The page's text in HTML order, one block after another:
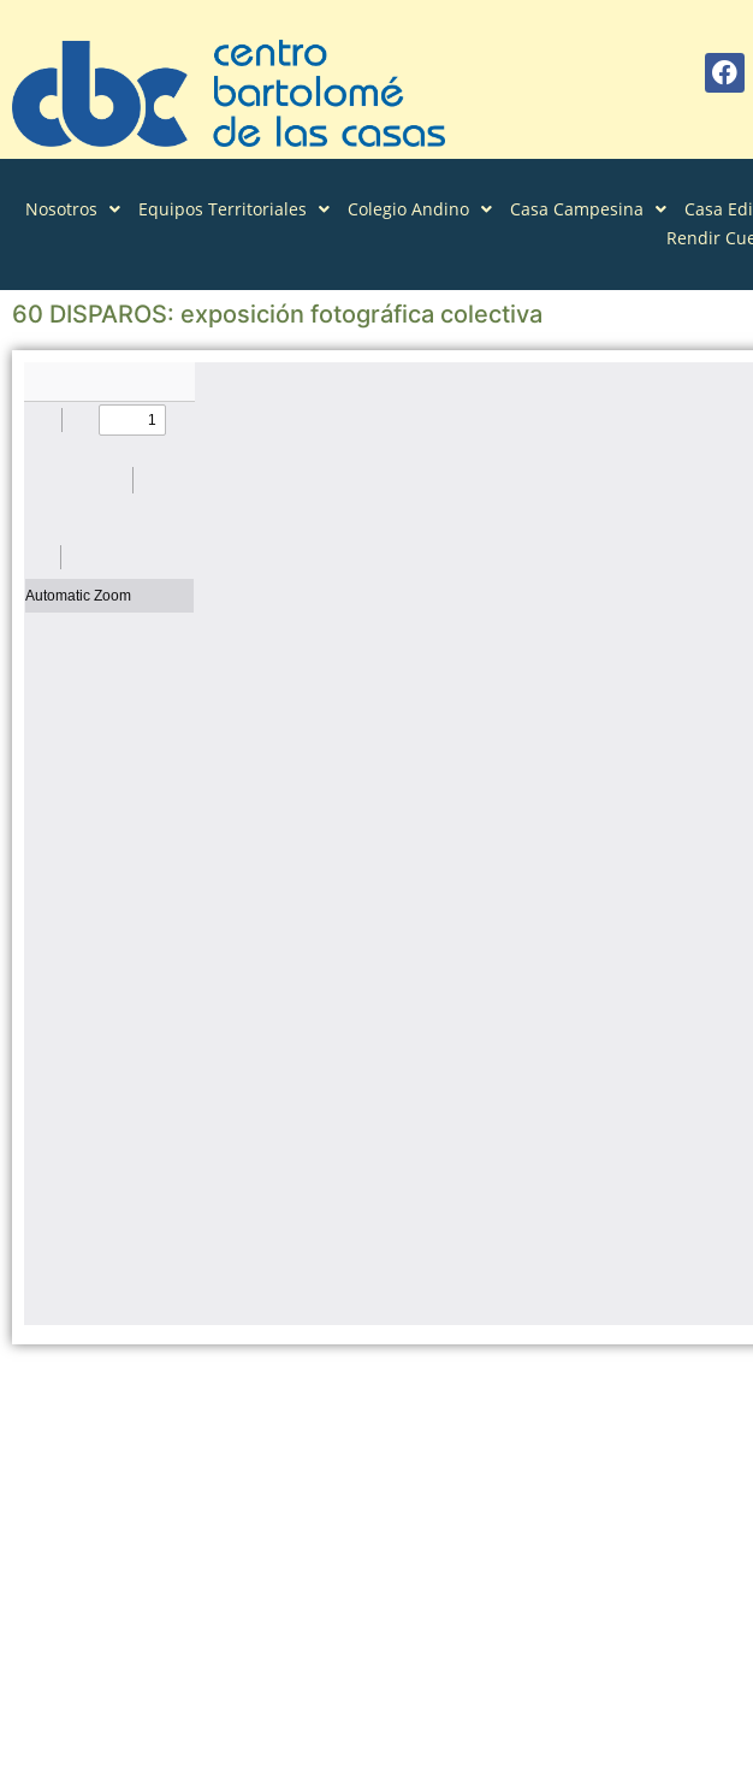
Nosotros Equipos Territoriales Colegio Andino Casa Campesina Casa
Rendir
60 DISPAROS: exposición fotográfica colectiva